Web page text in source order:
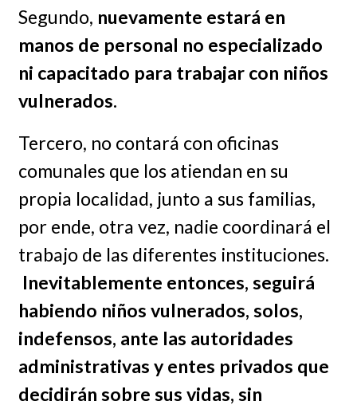
Segundo, nuevamente estará en
manos de personal no especializado
ni capacitado para trabajar con niños
vulnerados.
Tercero, no contará con oficinas
comunales que los atiendan en su
propia localidad, junto a sus familias,
por ende, otra vez, nadie coordinará el
trabajo de las diferentes instituciones.
Inevitablemente entonces, seguirá
habiendo niños vulnerados, solos,
indefensos, ante las autoridades
administrativas y entes privados que
decidirán sobre sus vidas, sin